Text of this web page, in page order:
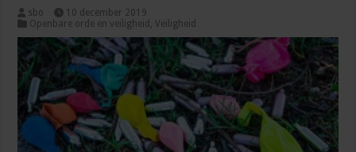
sbo
10 december 2019
Openbare orde en veiligheid ,Veiligheid